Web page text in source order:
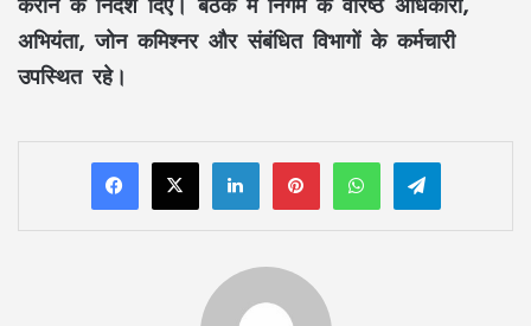
अभियंता, जोन कमिश्नर और संबंधित विभागों के कर्मचारी
उपस्थित रहे।
LinkedInPinterestWhatsAppTelegram